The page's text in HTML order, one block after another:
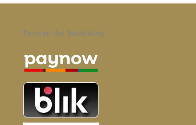
Formen der Bezahlung